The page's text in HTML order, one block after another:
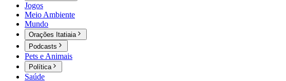
Jogos
Meio Ambiente
Mundo
Orações Itatiaia
Podcasts
Pets e Animais
Política
Saúde